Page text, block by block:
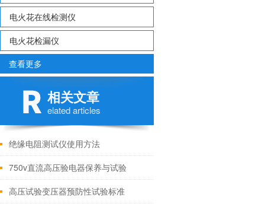
电火花在线检测仪
电火花检漏仪
查看更多
相关文章
elated articles
绝缘电阻测试仪使用方法
750v直流高压验电器保养与试验
高压试验变压器预防性试验标准